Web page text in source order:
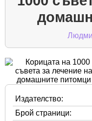
Издателство:
Брой страници: